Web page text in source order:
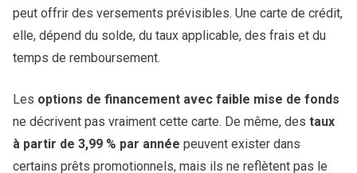
peut offrir des versements prévisibles. Une carte de crédit,
elle, dépend du solde, du taux applicable, des frais et du
temps de remboursement.
Les options de financement avec faible mise de fonds
ne décrivent pas vraiment cette carte. De même, des taux
à partir de 3,99 % par année peuvent exister dans
certains prêts promotionnels, mais ils ne reflètent pas le